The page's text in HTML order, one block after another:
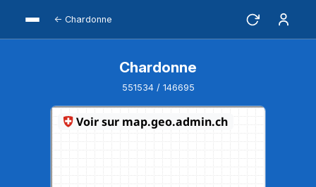
← Chardonne
Chardonne
551534 / 146695